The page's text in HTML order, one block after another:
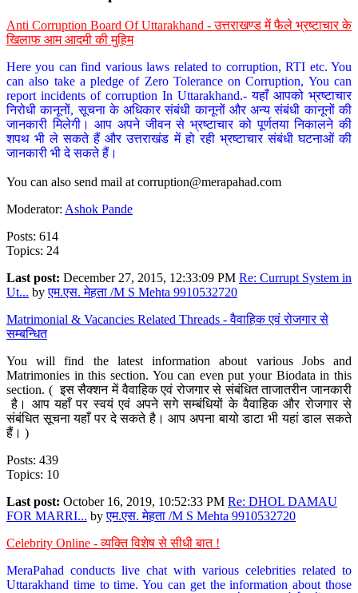
Anti Corruption Board Of Uttarakhand - उत्तराखण्ड में फैले भ्रष्टाचार के
खिलाफ आम आदमी की मुहिम
Here you can find various laws related to corruption, RTI etc. You
can also take a pledge of Zero Tolerance on Corruption, You can
report incidents of corruption In Uttarakhand.- यहाँ आपको भ्रष्टाचार
निरोधी कानूनों, सूचना के अधिकार संबंधी कानूनों और अन्य संबंधी कानूनों की
जानकारी मिलेगी। आप अपने जीवन से भ्रष्टाचार को पूर्णतया निकालने की
शपथ भी ले सकते हैं और उत्तराखंड में हो रही भ्रष्टाचार संबंधी घटनाओं की
जानकारी भी दे सकते हैं।
You can also send mail at corruption@merapahad.com
Moderator: Ashok Pande
Posts: 614
Topics: 24
Last post: December 27, 2015, 12:33:09 PM Re: Currupt System in
Ut... byएम.एस. मेहता /M S Mehta 9910532720
Matrimonial & Vacancies Related Threads - वैवाहिक एवं रोजगार से
सम्बन्धित
You will find the latest information about various Jobs and
Matrimonies in this section. You can even put your Biodata in this
section. ( इस सैक्शन में वैवाहिक एवं रोजगार से संबंधित ताजातरीन जानकारी
है। आप यहाँ पर स्वयं एवं अपने सगे सम्बंधियों के वैवाहिक और रोजगार से
संबंधित सूचना यहाँ पर दे सकते है। आप अपना बायो डाटा भी यहां डाल सकते
हैं। )
Posts: 439
Topics: 10
Last post: October 16, 2019, 10:52:33 PM Re: DHOL DAMAU
FOR MARRI... byएम.एस. मेहता /M S Mehta 9910532720
Celebrity Online - व्यक्ति विशेष से सीधी बात !
MeraPahad conducts live chat with various celebrities related to
Uttarakhand time to time. You can get the information about those